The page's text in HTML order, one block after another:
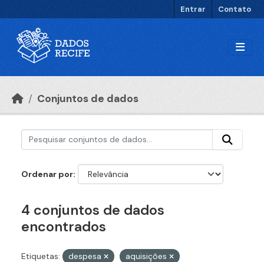
Entrar Contato
Conjuntos de dados
Ordenar por
4 conjuntos de dados
encontrados
Etiquetas: despesa
aquisições